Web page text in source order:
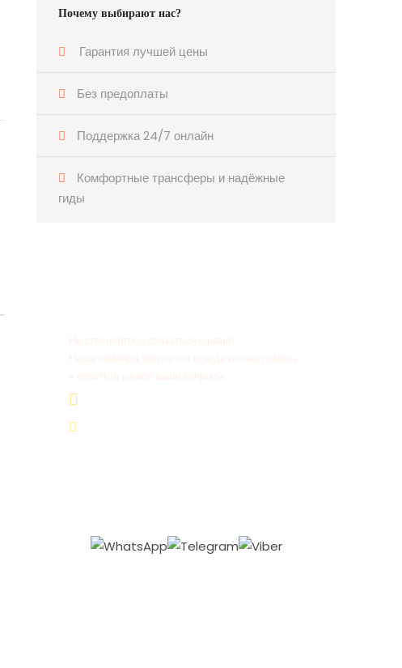
Почему выбирают нас?
Гарантия лучшей цены
Без предоплаты
Поддержка 24/7 онлайн
Комфортные трансферы и надёжные
гиды